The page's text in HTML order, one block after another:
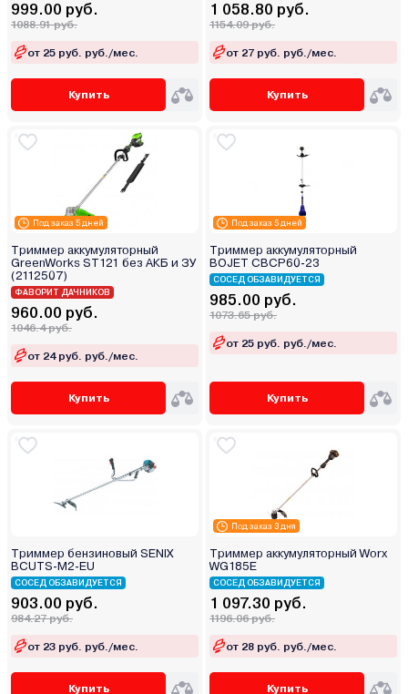
999.00 руб.
1088.91 руб.
от 25 руб. руб./мес.
Купить
1 058.80 руб.
1154.09 руб.
от 27 руб. руб./мес.
Купить
Под заказ 5 дней
Триммер аккумуляторный
GreenWorks ST121 без АКБ и ЗУ
(2112507)
ФАВОРИТ ДАЧНИКОВ
960.00 руб.
1046.4 руб.
от 24 руб. руб./мес.
Купить
Под заказ 5 дней
Триммер аккумуляторный
BOJET CBCP60-23
СОСЕД ОБЗАВИДУЕТСЯ
985.00 руб.
1073.65 руб.
от 25 руб. руб./мес.
Купить
Триммер бензиновый SENIX
BCUTS-M2-EU
СОСЕД ОБЗАВИДУЕТСЯ
903.00 руб.
984.27 руб.
от 23 руб. руб./мес.
Купить
Под заказ 3 дня
Триммер аккумуляторный Worx
WG185E
СОСЕД ОБЗАВИДУЕТСЯ
1 097.30 руб.
1196.06 руб.
от 28 руб. руб./мес.
Купить